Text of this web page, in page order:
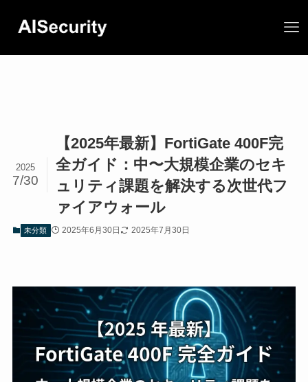
【2025年最新】FortiGate 400F完
全ガイド：中〜大規模企業のセキ
ュリティ課題を解決する次世代フ
ァイアウォール
2025
7/30
未分類 2025年6月30日 2025年7月30日